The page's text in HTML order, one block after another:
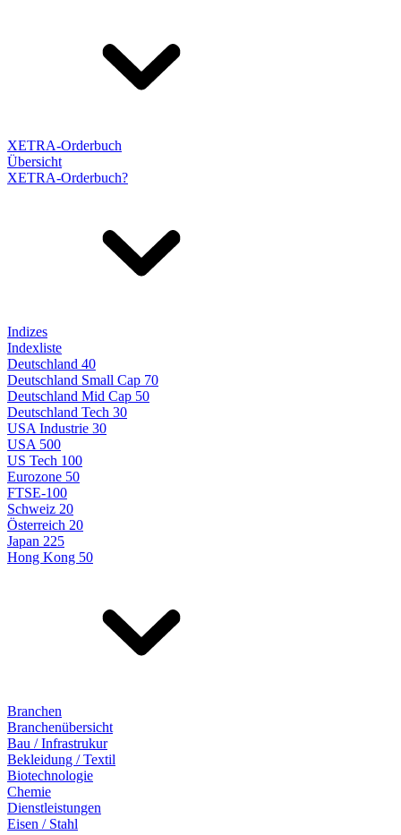
XETRA-Orderbuch
Übersicht
XETRA-Orderbuch?
Indizes
Indexliste
Deutschland 40
Deutschland Small Cap 70
Deutschland Mid Cap 50
Deutschland Tech 30
USA Industrie 30
USA 500
US Tech 100
Eurozone 50
FTSE-100
Schweiz 20
Österreich 20
Japan 225
Hong Kong 50
Branchen
Branchenübersicht
Bau / Infrastrukur
Bekleidung / Textil
Biotechnologie
Chemie
Dienstleistungen
Eisen / Stahl